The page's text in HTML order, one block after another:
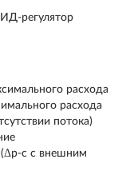
регулятор
расхода
расхода
потока)
(Δp-c с внешним